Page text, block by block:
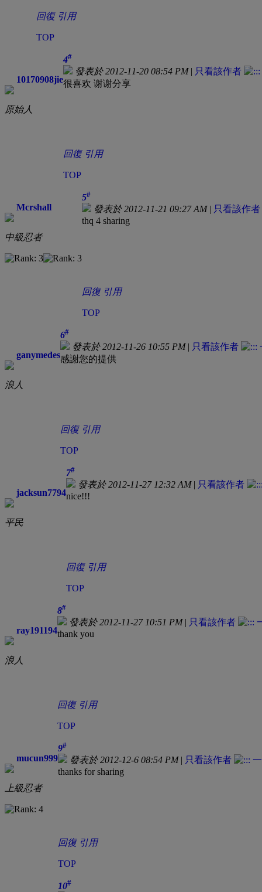
回復 引用
TOP
10170908jie
原始人
4#
發表於 2012-11-20 08:54 PM| 只看該作者
很喜欢 谢谢分享
回復 引用
TOP
Mcrshall
中級忍者
5#
發表於 2012-11-21 09:27 AM| 只看該作者
thq 4 sharing
回復 引用
TOP
ganymedes
浪人
6#
發表於 2012-11-26 10:55 PM| 只看該作者
感謝您的提供
回復 引用
TOP
jacksun7794
平民
7#
發表於 2012-11-27 12:32 AM| 只看該作者
nice!!!
回復 引用
TOP
ray191194
浪人
8#
發表於 2012-11-27 10:51 PM| 只看該作者
thank you
回復 引用
TOP
mucun999
上級忍者
9#
發表於 2012-12-6 08:54 PM| 只看該作者
thanks for sharing
回復 引用
TOP
10#